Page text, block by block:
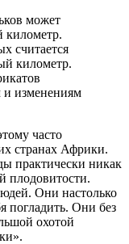
может
километр.
считается
километр.
и изменениям
часто
странах Африки.
практически никак
плодовитости.
Они настолько
погладить. Они без
охотой